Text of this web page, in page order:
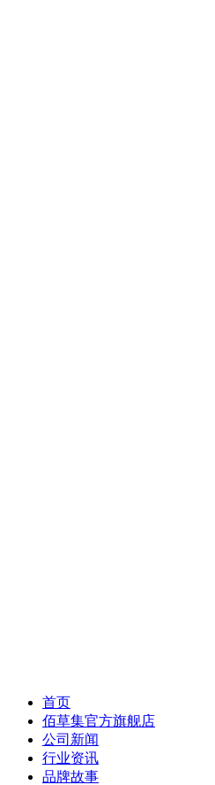
首页
佰草集官方旗舰店
公司新闻
行业资讯
品牌故事